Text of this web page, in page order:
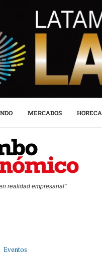
MERCADOS HORECA
realidad empresarial"
Eventos